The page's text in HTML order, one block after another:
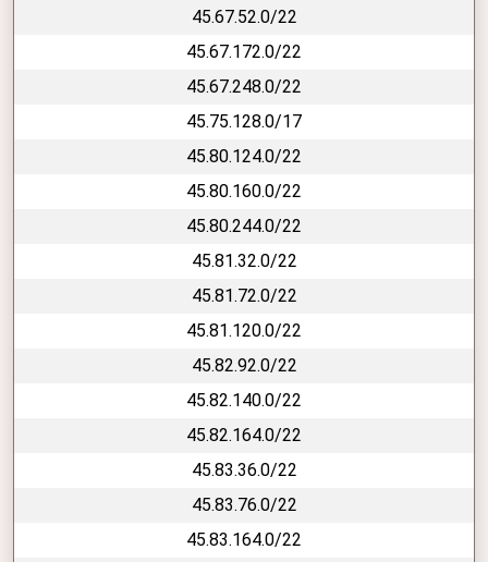
45.67.52.0/22
45.67.172.0/22
45.67.248.0/22
45.75.128.0/17
45.80.124.0/22
45.80.160.0/22
45.80.244.0/22
45.81.32.0/22
45.81.72.0/22
45.81.120.0/22
45.82.92.0/22
45.82.140.0/22
45.82.164.0/22
45.83.36.0/22
45.83.76.0/22
45.83.164.0/22